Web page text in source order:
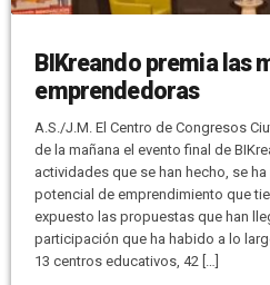
BIKreando premia las
emprendedoras
A.S./J.M. El Centro de Congresos
de la mañana el evento final de
actividades que se han hecho, se
potencial de emprendimiento que
expuesto las propuestas que han
participación que ha habido a lo
13 centros educativos, 42 […]